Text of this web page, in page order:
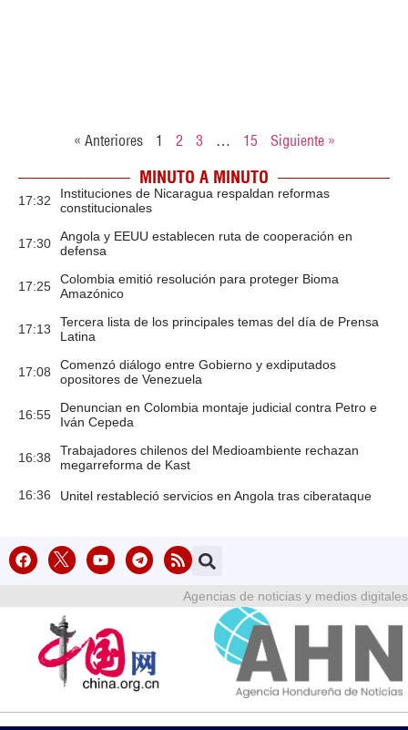
« Anteriores 1 2 3 … 15 Siguiente »
MINUTO A MINUTO
17:32
Instituciones de Nicaragua respaldan reformas
constitucionales
17:30
Angola y EEUU establecen ruta de cooperación en
defensa
17:25
Colombia emitió resolución para proteger Bioma
Amazónico
17:13
Tercera lista de los principales temas del día de Prensa
Latina
17:08
Comenzó diálogo entre Gobierno y exdiputados
opositores de Venezuela
16:55
Denuncian en Colombia montaje judicial contra Petro e
Iván Cepeda
16:38
Trabajadores chilenos del Medioambiente rechazan
megarreforma de Kast
16:36 Unitel restableció servicios en Angola tras ciberataque
Agencias de noticias y medios digitales